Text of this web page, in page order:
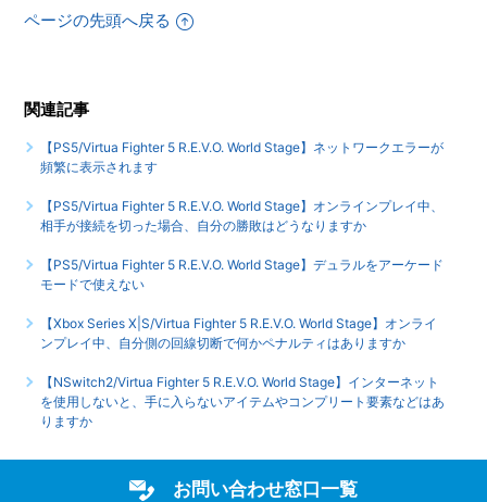
【PS5/Virtua Fighter 5 R.E.V.O. World Stage】エンディング
はありますか
『Virtua Fighter esports』とトロフィーは別ですか
もっと見る
ページの先頭へ戻る
関連記事
【PS5/Virtua Fighter 5 R.E.V.O. World Stage】ネットワークエラーが
頻繁に表示されます
【PS5/Virtua Fighter 5 R.E.V.O. World Stage】オンラインプレイ中、
相手が接続を切った場合、自分の勝敗はどうなりますか
【PS5/Virtua Fighter 5 R.E.V.O. World Stage】デュラルをアーケード
モードで使えない
【Xbox Series X|S/Virtua Fighter 5 R.E.V.O. World Stage】オンライ
ンプレイ中、自分側の回線切断で何かペナルティはありますか
【NSwitch2/Virtua Fighter 5 R.E.V.O. World Stage】インターネット
を使用しないと、手に入らないアイテムやコンプリート要素などはあ
りますか
お問い合わせ窓口一覧